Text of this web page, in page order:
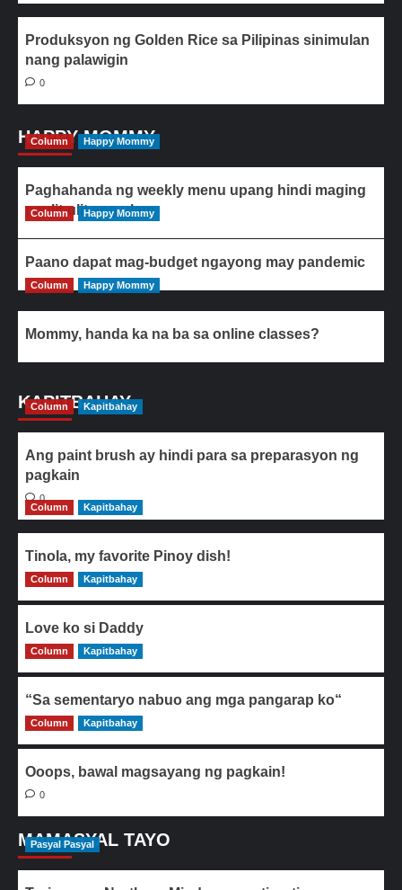
Produksyon ng Golden Rice sa Pilipinas sinimulan
nang palawigin
0
HAPPY MOMMY
Column Happy Mommy
Paghahanda ng weekly menu upang hindi maging
paulit-ulit ang ulam
Column Happy Mommy
Paano dapat mag-budget ngayong may pandemic
Column Happy Mommy
Mommy, handa ka na ba sa online classes?
KAPITBAHAY
Column Kapitbahay
Ang paint brush ay hindi para sa preparasyon ng
pagkain
0
Column
Kapitbahay
Tinola, my favorite Pinoy dish!
0
Column Kapitbahay
Love ko si Daddy
0
Column Kapitbahay
“Sa sementaryo nabuo ang mga pangarap ko“
0
Column Kapitbahay
Ooops, bawal magsayang ng pagkain!
0
MAMASYAL TAYO
Pasyal Pasyal